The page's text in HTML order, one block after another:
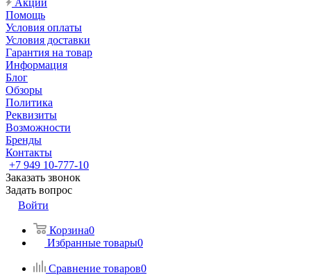
Акции
Помощь
Условия оплаты
Условия доставки
Гарантия на товар
Информация
Блог
Обзоры
Политика
Реквизиты
Возможности
Бренды
Контакты
+7 949 10-777-10
Заказать звонок
Задать вопрос
Войти
Корзина0
Избранные товары0
Сравнение товаров0